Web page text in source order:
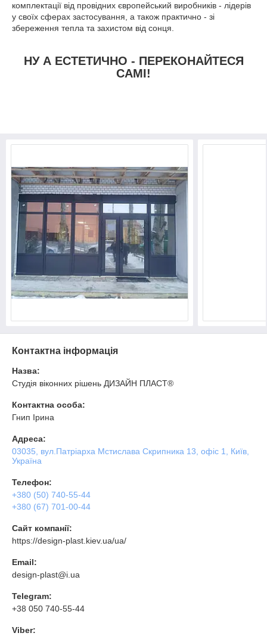
комплектації від провідних європейський виробників - лідерів
у своїх сферах застосування, а також практично - зі
збереження тепла та захистом від сонця.
НУ А ЕСТЕТИЧНО - ПЕРЕКОНАЙТЕСЯ
САМІ!
Контактна інформація
Назва:
Студія віконних рішень ДИЗАЙН ПЛАСТ®
Контактна особа:
Гнип Ірина
Адреса:
03035, вул.Патріарха Мстислава Скрипника 13, офіс 1, Київ,
Україна
Телефон:
+380 (50) 740-55-44
+380 (67) 701-00-44
Сайт компанії:
https://design-plast.kiev.ua/ua/
Email:
design-plast@i.ua
Telegram:
+38 050 740-55-44
Viber: